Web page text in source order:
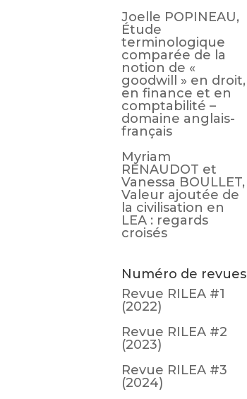
Joelle POPINEAU,
Étude
terminologique
comparée de la
notion de «
goodwill » en droit,
en finance et en
comptabilité –
domaine anglais-
français
Myriam
RENAUDOT et
Vanessa BOULLET,
Valeur ajoutée de
la civilisation en
LEA : regards
croisés
Numéro de revues
Revue RILEA #1
(2022)
Revue RILEA #2
(2023)
Revue RILEA #3
(2024)